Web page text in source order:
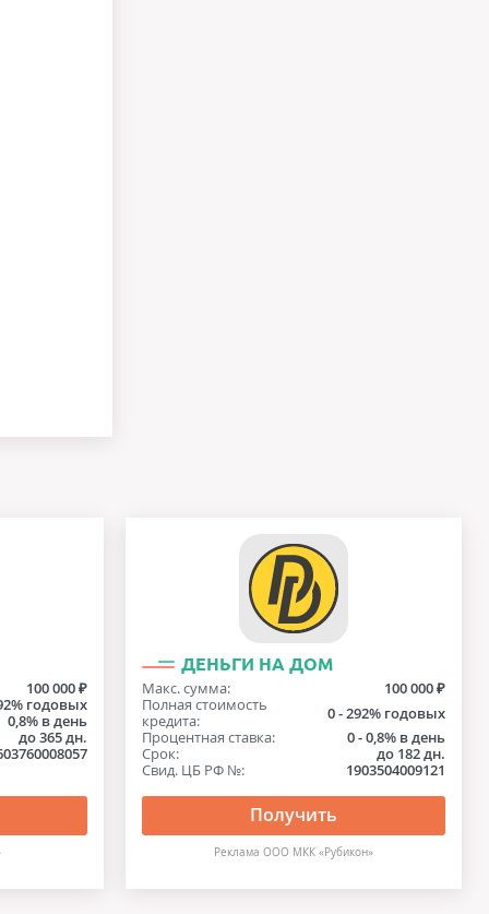
100 000 ₽
годовых
0,8% в день
до 365 дн.
ДЕНЬГИ НА ДОМ
Макс. сумма:
100 000 ₽
Полная стоимость
кредита:
0 - 292% годовых
Процентная ставка:
0 - 0,8% в день
Срок:
до 182 дн.
Свид. ЦБ РФ №:
1903504009121
Получить
Реклама ООО МКК «Рубикон»